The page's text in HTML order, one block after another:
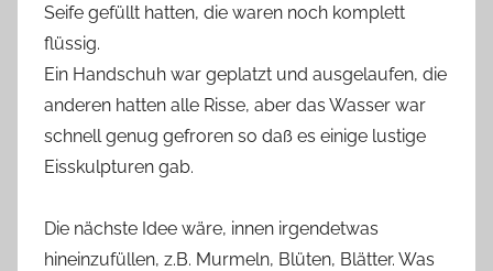
Seife gefüllt hatten, die waren noch komplett
flüssig.
Ein Handschuh war geplatzt und ausgelaufen, die
anderen hatten alle Risse, aber das Wasser war
schnell genug gefroren so daß es einige lustige
Eisskulpturen gab.
Die nächste Idee wäre, innen irgendetwas
hineinzufüllen, z.B. Murmeln, Blüten, Blätter. Was